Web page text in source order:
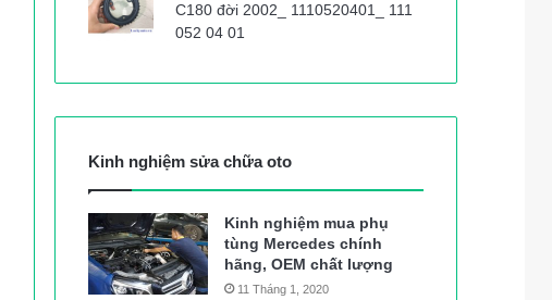
C180 đời 2002_ 1110520401_ 111
052 04 01
Kinh nghiệm sửa chữa oto
Kinh nghiệm mua phụ
tùng Mercedes chính
hãng, OEM chất lượng
11 Tháng 1, 2020